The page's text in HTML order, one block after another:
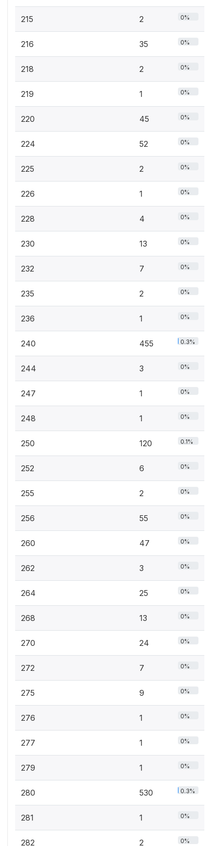
215 2 0%
216 35 0%
218 2 0%
219 1 0%
220 45 0%
224 52 0%
225 2 0%
226 1 0%
228 4 0%
230 13 0%
232 7 0%
235 2 0%
236 1 0%
240 455 0.3%
244 3 0%
247 1 0%
248 1 0%
250 120 0.1%
252 6 0%
255 2 0%
256 55 0%
260 47 0%
262 3 0%
264 25 0%
268 13 0%
270 24 0%
272 7 0%
275 9 0%
276 1 0%
277 1 0%
279 1 0%
280 530 0.3%
281 1 0%
282 2 0%